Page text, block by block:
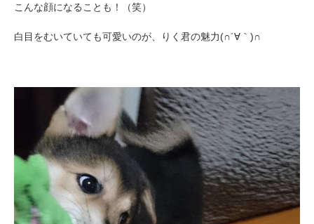
こんな顔になることも！（笑）
白目をむいていても可愛いのが、りく君の魅力(∩´∀｀)∩